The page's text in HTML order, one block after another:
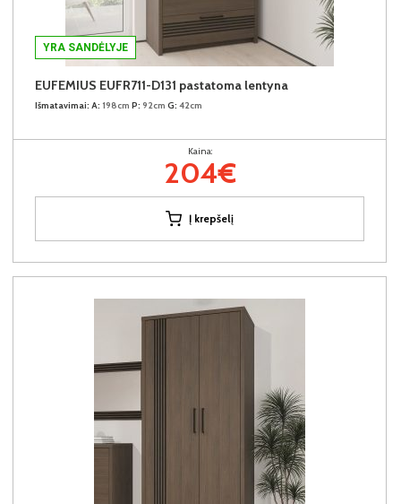
YRA SANDĖLYJE
EUFEMIUS EUFR711-D131 pastatoma lentyna
Išmatavimai: A: 198cm P: 92cm G: 42cm
Kaina:
204€
Į krepšelį